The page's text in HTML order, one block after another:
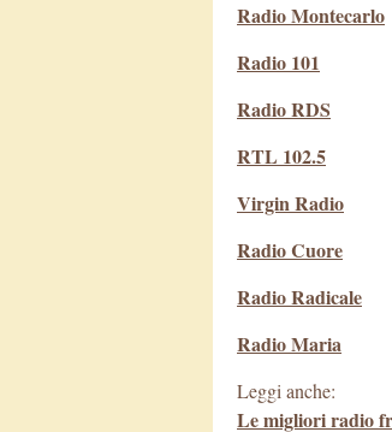
Radio Montecarlo
Radio 101
Radio RDS
RTL 102.5
Virgin Radio
Radio Cuore
Radio Radicale
Radio Maria
Leggi anche:
Le migliori radio